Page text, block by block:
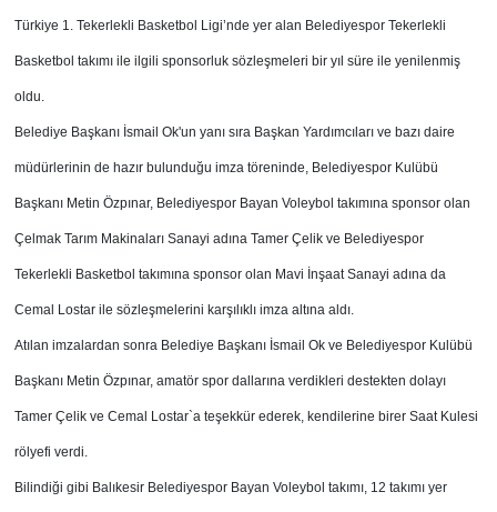
Türkiye 1. Tekerlekli Basketbol Ligi’nde yer alan Belediyespor Tekerlekli
Basketbol takımı ile ilgili sponsorluk sözleşmeleri bir yıl süre ile yenilenmiş
oldu.
Belediye Başkanı İsmail Ok'un yanı sıra Başkan Yardımcıları ve bazı daire
müdürlerinin de hazır bulunduğu imza töreninde, Belediyespor Kulübü
Başkanı Metin Özpınar, Belediyespor Bayan Voleybol takımına sponsor olan
Çelmak Tarım Makinaları Sanayi adına Tamer Çelik ve Belediyespor
Tekerlekli Basketbol takımına sponsor olan Mavi İnşaat Sanayi adına da
Cemal Lostar ile sözleşmelerini karşılıklı imza altına aldı.
Atılan imzalardan sonra Belediye Başkanı İsmail Ok ve Belediyespor Kulübü
Başkanı Metin Özpınar, amatör spor dallarına verdikleri destekten dolayı
Tamer Çelik ve Cemal Lostar`a teşekkür ederek, kendilerine birer Saat Kulesi
rölyefi verdi.
Bilindiği gibi Balıkesir Belediyespor Bayan Voleybol takımı, 12 takımı yer